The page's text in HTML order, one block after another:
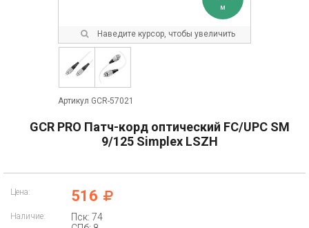
м
Наведите курсор, чтобы увеличить
Артикул GCR-57021
GCR PRO Патч-корд оптический FC/UPC SM
9/125 Simplex LSZH
Цена: 516
Наличие:
Пск: 74